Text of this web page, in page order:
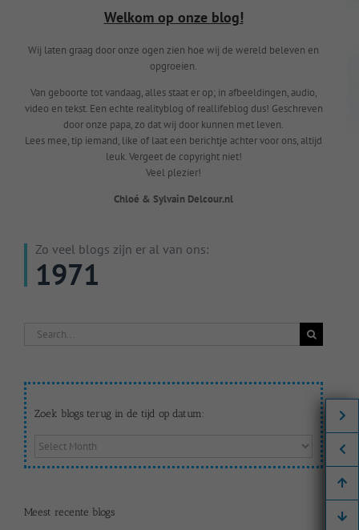
Welkom op onze blog!
Wij laten graag door onze ogen zien hoe wij de wereld beleven en
opgroeien.
Van geboorte tot vandaag, alles staat er op; in afbeeldingen, audio,
video en tekst. Een echte realityblog of reallifeblog dus! Geschreven
door onze papa, zo dat wij door kunnen met leven.
Lees mee, tip iemand, like of laat een berichtje achter voor ons, altijd
leuk. Vergeet de copyright niet!
Veel plezier!
Chloé & Sylvain Delcour.nl
Zo veel blogs zijn er al van ons:
1971
Search
Zoek blogs terug in de tijd op datum:
Zoek
Meest recente blogs